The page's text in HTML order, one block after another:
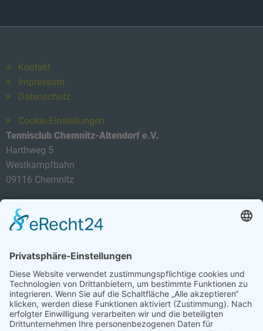
Kontakt
Impressum
Datenschutz
Cookie-Einstellungen
Tennisclub Chemnitz-Altendorf e.V.
Harthweg 5
Westkampfbahn
09116 Chemnitz
E-Mail: info@tca-ev.de
Sicherheitsfrage*